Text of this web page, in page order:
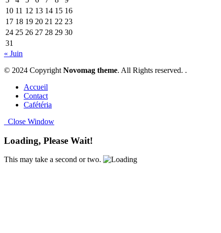
10 11 12 13 14 15 16
17 18 19 20 21 22 23
24 25 26 27 28 29 30
31
« Juin
© 2024 Copyright Novomag theme. All Rights reserved. .
Accueil
Contact
Cafétéria
Close Window
Loading, Please Wait!
This may take a second or two.